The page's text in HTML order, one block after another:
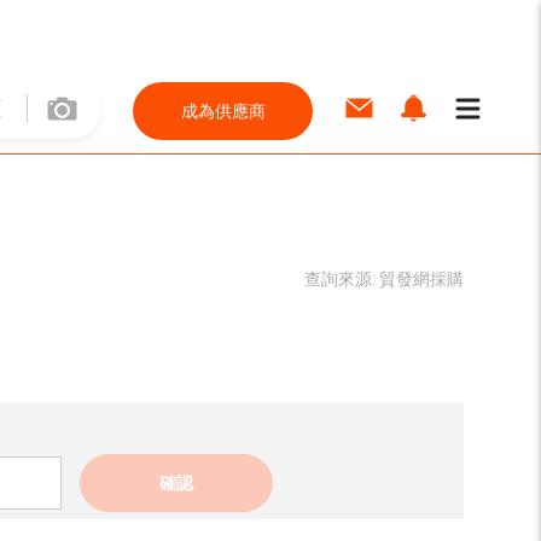
成為供應商
查詢來源: 貿發網採購
確認